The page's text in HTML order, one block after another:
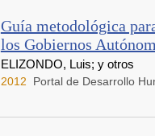
Guía metodológica
los Gobiernos
ELIZONDO, Luis; y otros
2012 Portal de Desarrollo